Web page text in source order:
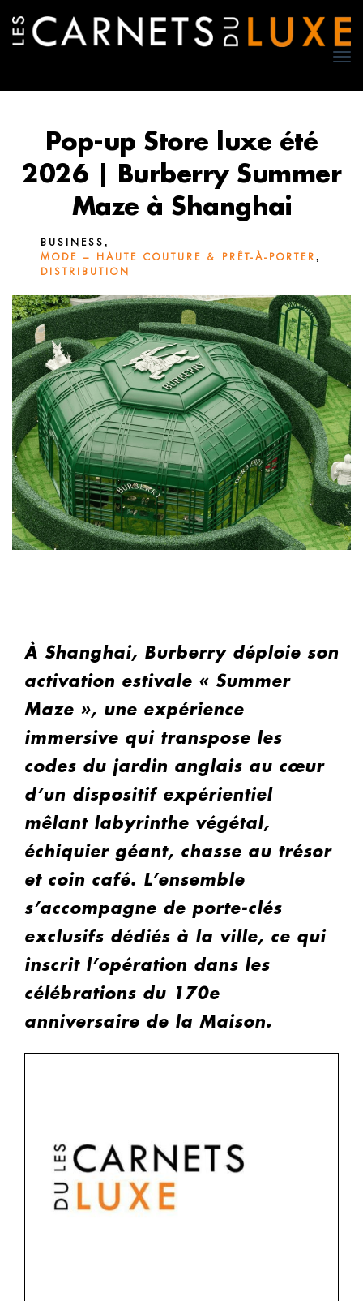
Pop-up Store luxe été
2026 | Burberry Summer
Maze à Shanghai
BUSINESS ,
MODE – HAUTE COUTURE & PRÊT-À-PORTER ,
DISTRIBUTION
À Shanghai, Burberry déploie son
activation estivale « Summer
Maze », une expérience
immersive qui transpose les
codes du jardin anglais au cœur
d’un dispositif expérientiel
mêlant labyrinthe végétal,
échiquier géant, chasse au trésor
et coin café. L’ensemble
s’accompagne de porte-clés
exclusifs dédiés à la ville, ce qui
inscrit l’opération dans les
célébrations du 170e
anniversaire de la Maison.